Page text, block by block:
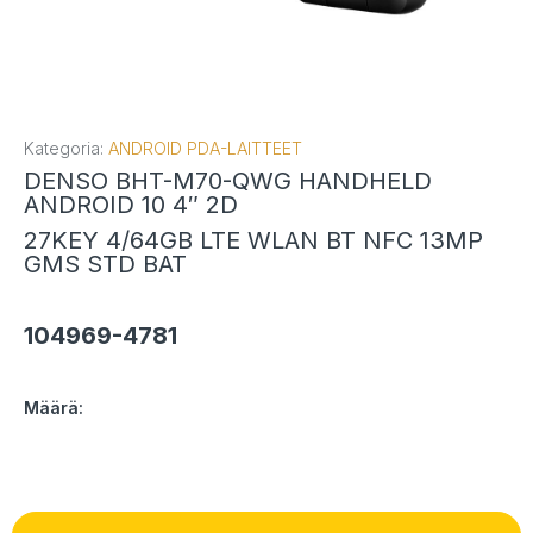
Kategoria: ANDROID PDA-LAITTEET
DENSO BHT-M70-QWG HANDHELD
ANDROID 10 4″ 2D
27KEY 4/64GB LTE WLAN BT NFC 13MP
GMS STD BAT
104969-4781
Määrä: